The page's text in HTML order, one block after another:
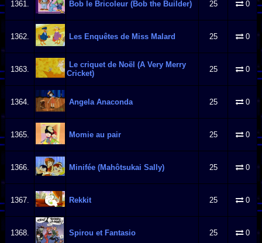
1361. Bob le Bricoleur (Bob the Builder) 25 0
1362. Les Enquêtes de Miss Malard 25 0
1363.
Le criquet de Noël (A Very Merry
Cricket)
25 0
1364. Angela Anaconda 25 0
1365. Momie au pair 25 0
1366. Minifée (Mahôtsukai Sally) 25 0
1367. Rekkit 25 0
1368. Spirou et Fantasio 25 0